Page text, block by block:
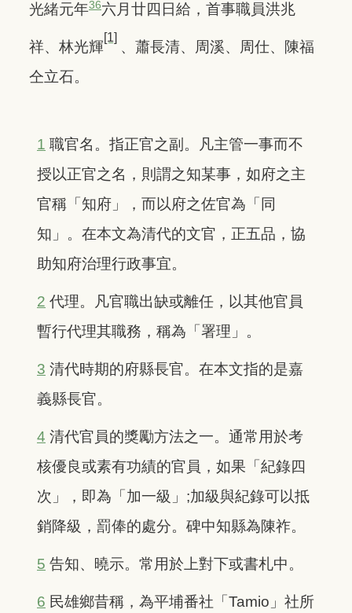
光緒元年36六月廿四日給，首事職員洪兆
祥、林光輝
[1]
、蕭長清、周溪、周仕、陳福
仝立石。
1 職官名。指正官之副。凡主管一事而不
授以正官之名，則謂之知某事，如府之主
官稱「知府」，而以府之佐官為「同
知」。在本文為清代的文官，正五品，協
助知府治理行政事宜。
2 代理。凡官職出缺或離任，以其他官員
暫行代理其職務，稱為「署理」。
3 清代時期的府縣長官。在本文指的是嘉
義縣長官。
4 清代官員的獎勵方法之一。通常用於考
核優良或素有功績的官員，如果「紀錄四
次」，即為「加一級」;加級與紀錄可以抵
銷降級，罰俸的處分。碑中知縣為陳祚。
5 告知、曉示。常用於上對下或書札中。
6 民雄鄉昔稱，為平埔番社「Tamio」社所